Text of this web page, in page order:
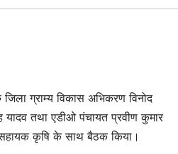
ग्राम्य विकास अभिकरण विनोद
यादव तथा एडीओ पंचायत प्रवीण कुमार
सहायक कृषि के साथ बैठक किया।